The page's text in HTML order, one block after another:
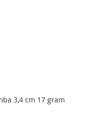
3,4 cm 17 gram